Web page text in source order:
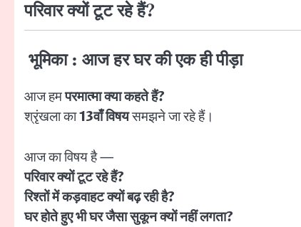
परिवार क्यों टूट रहे हैं?
भूमिका : आज हर घर की एक ही पीड़ा
आज हमपरमात्मा क्या कहते हैं?
श्रृंखला का13वाँ विषयसमझने जा रहे हैं।
आज का विषय है —
परिवार क्यों टूट रहे हैं?
रिश्तों में कड़वाहट क्यों बढ़ रही है?
घर होते हुए भी घर जैसा सुकून क्यों नहीं लगता?